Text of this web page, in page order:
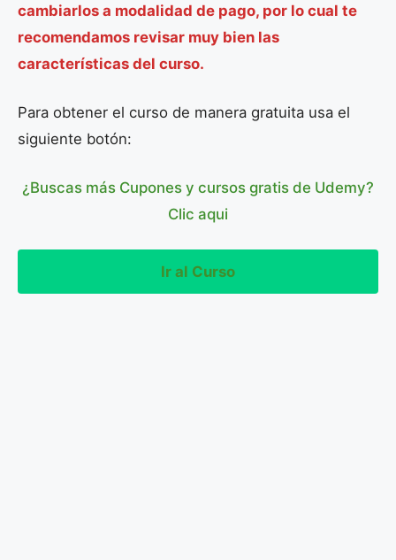
cambiarlos a modalidad de pago, por lo cual te
recomendamos revisar muy bien las
características del curso.
Para obtener el curso de manera gratuita usa el
siguiente botón:
¿Buscas más Cupones y cursos gratis de Udemy?
Clic aqui
Ir al Curso